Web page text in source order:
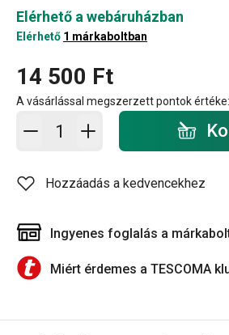
Elérhető a webáruházban
Elérhető 1 márkaboltban
14 500 Ft
A vásárlással megszerzett pontok értéke:
Kosárba - mennyiség
Hozzáadás a kedvencekhez
Ingyenes foglalás a
Miért érdemes a TESCOMA